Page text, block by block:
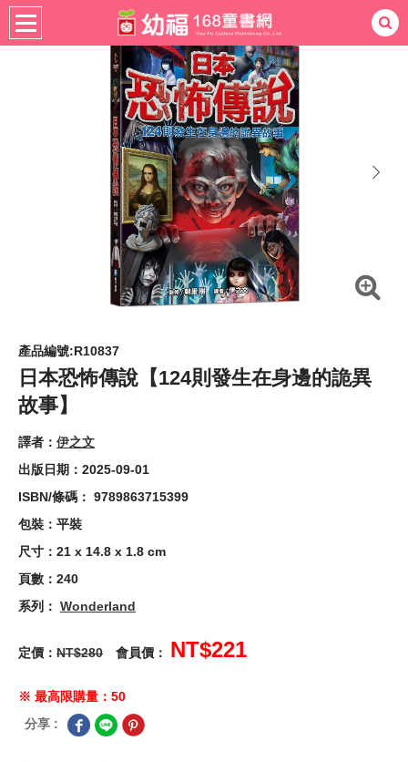
熱門：忍者兔ㄅㄆㄇ學習
手指按按拼圖練習本積木
3D立體書繪本讀本
書籍分齡 適用年齡 7-12歲
next
產品編號:R10837
日本恐怖傳說【124則發生在身邊的詭異
故事】
譯者： 伊之文
出版日期：2025-09-01
ISBN/條碼： 9789863715399
包裝：平裝
尺寸：21 x 14.8 x 1.8 cm
頁數：240
系列： Wonderland
定價： NT$280 會員價： NT$221
※ 最高限購量：50
分享 :